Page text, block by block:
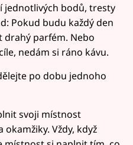
jednotlivých bodů, tresty
Pokud budu každý den
parfém. Nebo
nedám si ráno kávu.
po dobu jednoho
svoji místnost
Vždy, když